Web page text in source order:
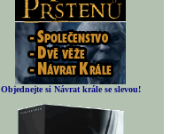
Objednejte si Návrat krále se slevou!